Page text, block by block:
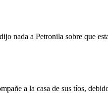
nada a Petronila sobre que
a la casa de sus tíos,